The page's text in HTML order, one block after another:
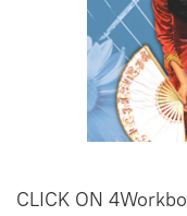
CLICK ON